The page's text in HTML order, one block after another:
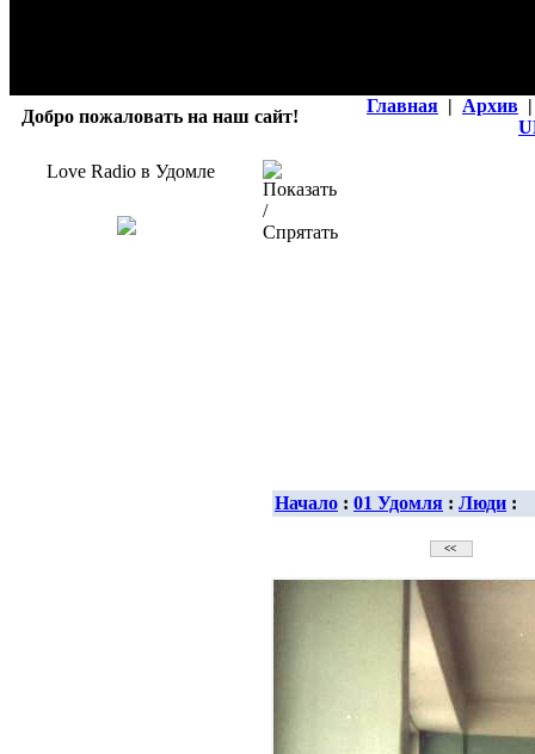
Добро пожаловать на наш сайт!
Главная | Архив |
Love Radio в Удомле
Начало : 01 Удомля : Люди :